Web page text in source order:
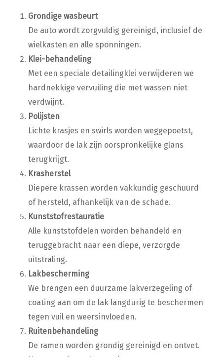
Grondige wasbeurt
De auto wordt zorgvuldig gereinigd, inclusief de
wielkasten en alle sponningen.
Klei-behandeling
Met een speciale detailingklei verwijderen we
hardnekkige vervuiling die met wassen niet
verdwijnt.
Polijsten
Lichte krasjes en swirls worden weggepoetst,
waardoor de lak zijn oorspronkelijke glans
terugkrijgt.
Krasherstel
Diepere krassen worden vakkundig geschuurd
of hersteld, afhankelijk van de schade.
Kunststofrestauratie
Alle kunststofdelen worden behandeld en
teruggebracht naar een diepe, verzorgde
uitstraling.
Lakbescherming
We brengen een duurzame lakverzegeling of
coating aan om de lak langdurig te beschermen
tegen vuil en weersinvloeden.
Ruitenbehandeling
De ramen worden grondig gereinigd en ontvet.